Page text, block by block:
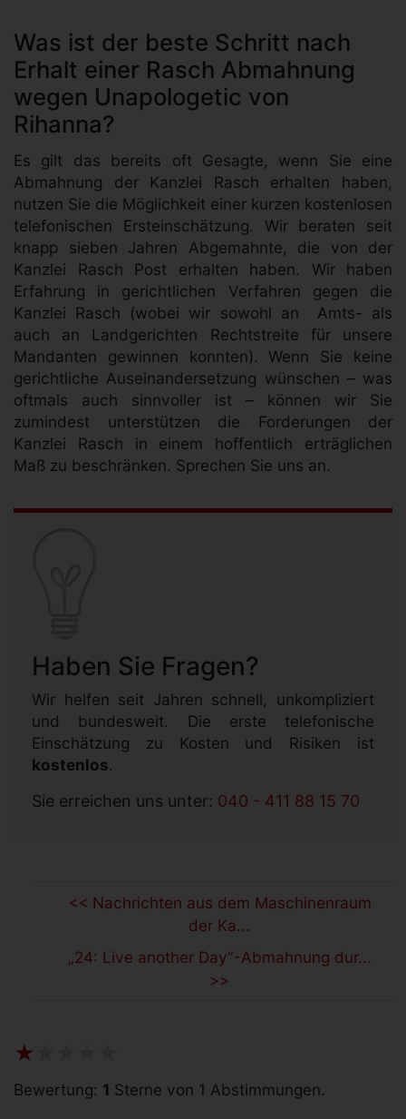
Was ist der beste Schritt nach
Erhalt einer Rasch Abmahnung
wegen Unapologetic von
Rihanna?
Es gilt das bereits oft Gesagte, wenn Sie eine
Abmahnung der Kanzlei Rasch erhalten haben,
nutzen Sie die Möglichkeit einer kurzen kostenlosen
telefonischen Ersteinschätzung. Wir beraten seit
knapp sieben Jahren Abgemahnte, die von der
Kanzlei Rasch Post erhalten haben. Wir haben
Erfahrung in gerichtlichen Verfahren gegen die
Kanzlei Rasch (wobei wir sowohl an Amts- als
auch an Landgerichten Rechtstreite für unsere
Mandanten gewinnen konnten). Wenn Sie keine
gerichtliche Auseinandersetzung wünschen – was
oftmals auch sinnvoller ist – können wir Sie
zumindest unterstützen die Forderungen der
Kanzlei Rasch in einem hoffentlich erträglichen
Maß zu beschränken. Sprechen Sie uns an.
Haben Sie Fragen?
Wir helfen seit Jahren schnell, unkompliziert
und bundesweit. Die erste telefonische
Einschätzung zu Kosten und Risiken ist
kostenlos.
Sie erreichen uns unter: 040 - 411 88 15 70
<< Nachrichten aus dem Maschinenraum
der Ka...
„24: Live another Day“-Abmahnung dur...
>>
Bewertung: 1 Sterne von 1 Abstimmungen.